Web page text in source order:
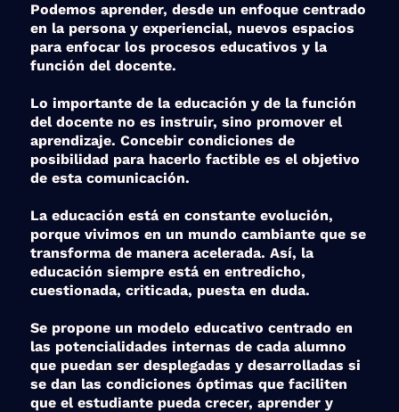
Podemos aprender, desde un enfoque centrado
en la persona y experiencial, nuevos espacios
para enfocar los procesos educativos y la
función del docente.
Lo importante de la educación y de la función
del docente no es instruir, sino promover el
aprendizaje. Concebir condiciones de
posibilidad para hacerlo factible es el objetivo
de esta comunicación.
La educación está en constante evolución,
porque vivimos en un mundo cambiante que se
transforma de manera acelerada. Así, la
educación siempre está en entredicho,
cuestionada, criticada, puesta en duda.
Se propone un modelo educativo centrado en
las potencialidades internas de cada alumno
que puedan ser desplegadas y desarrolladas si
se dan las condiciones óptimas que faciliten
que el estudiante pueda crecer, aprender y